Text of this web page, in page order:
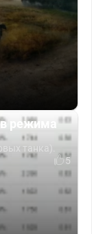
режима
танка).
5